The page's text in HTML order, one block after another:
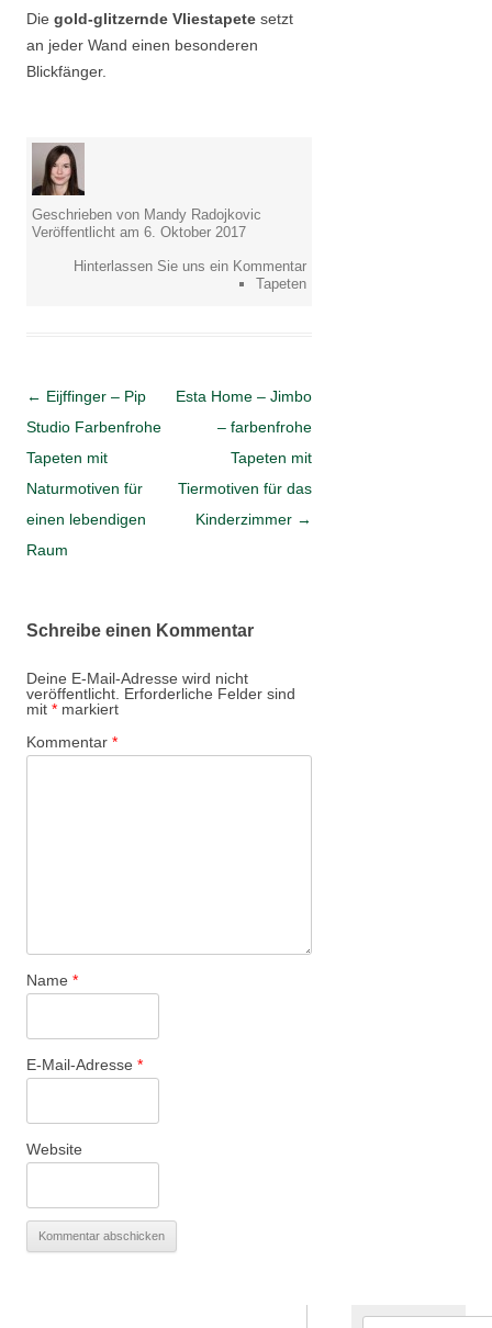
Die gold-glitzernde Vliestapete setzt
an jeder Wand einen besonderen
Blickfänger.
Geschrieben von Mandy Radojkovic
Veröffentlicht am 6. Oktober 2017
Hinterlassen Sie uns ein Kommentar
Tapeten
Artikel-Navigation
← Eijffinger – Pip
Studio Farbenfrohe
Tapeten mit
Naturmotiven für
einen lebendigen
Raum
Esta Home – Jimbo
– farbenfrohe
Tapeten mit
Tiermotiven für das
Kinderzimmer →
Schreibe einen Kommentar
Deine E-Mail-Adresse wird nicht
veröffentlicht. Erforderliche Felder sind
mit * markiert
Kommentar *
Name *
E-Mail-Adresse *
Website